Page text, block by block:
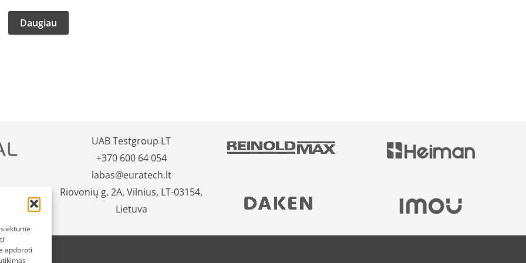
apdoroti
Daugiau
UAB Testgroup LT
+370 600 64 054
labas@euratech.lt
Riovonių g. 2A, Vilnius, LT-03154,
Lietuva